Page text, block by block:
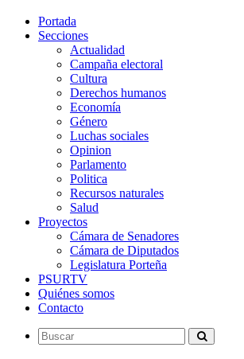
Portada
Secciones
Actualidad
Campaña electoral
Cultura
Derechos humanos
Economía
Género
Luchas sociales
Opinion
Parlamento
Politica
Recursos naturales
Salud
Proyectos
Cámara de Senadores
Cámara de Diputados
Legislatura Porteña
PSURTV
Quiénes somos
Contacto